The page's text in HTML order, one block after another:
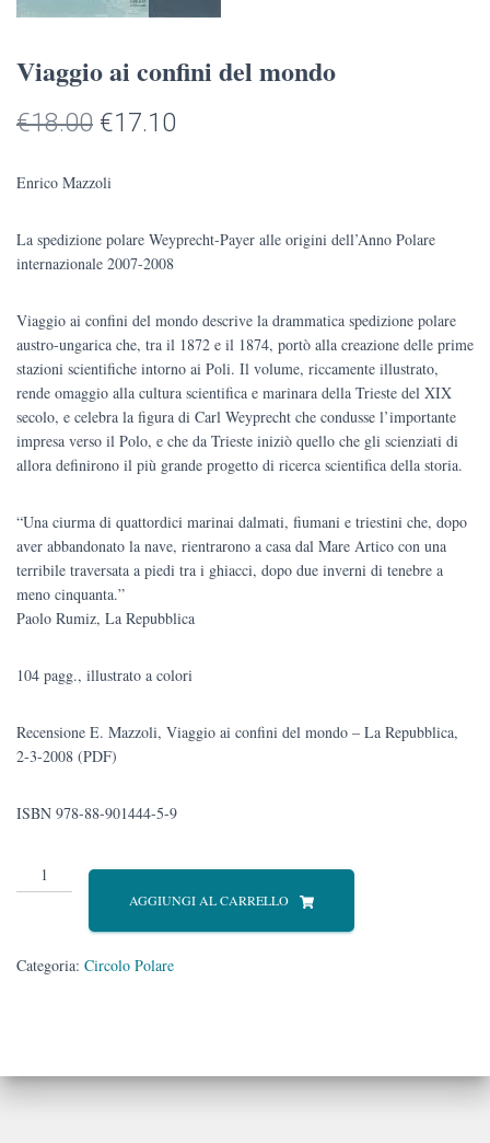
Viaggio ai confini del mondo
€18.00 Il
era:
€17.10
è:
Enrico Mazzoli
La spedizione polare Weyprecht-Payer alle origini dell’Anno Polare
internazionale 2007-2008
Viaggio ai confini del mondo descrive la drammatica spedizione polare
austro-ungarica che, tra il 1872 e il 1874, portò alla creazione delle prime
stazioni scientifiche intorno ai Poli. Il volume, riccamente illustrato,
rende omaggio alla cultura scientifica e marinara della Trieste del XIX
secolo, e celebra la figura di Carl Weyprecht che condusse l’importante
impresa verso il Polo, e che da Trieste iniziò quello che gli scienziati di
allora definirono il più grande progetto di ricerca scientifica della storia.
“Una ciurma di quattordici marinai dalmati, fiumani e triestini che, dopo
aver abbandonato la nave, rientrarono a casa dal Mare Artico con una
terribile traversata a piedi tra i ghiacci, dopo due inverni di tenebre a
meno cinquanta.”
Paolo Rumiz, La Repubblica
104 pagg., illustrato a colori
Recensione E. Mazzoli, Viaggio ai confini del mondo – La Repubblica,
2-3-2008 (PDF)
ISBN 978-88-901444-5-9
Viaggio
ai
mondo
AGGIUNGI AL CARRELLO
Categoria: Circolo Polare